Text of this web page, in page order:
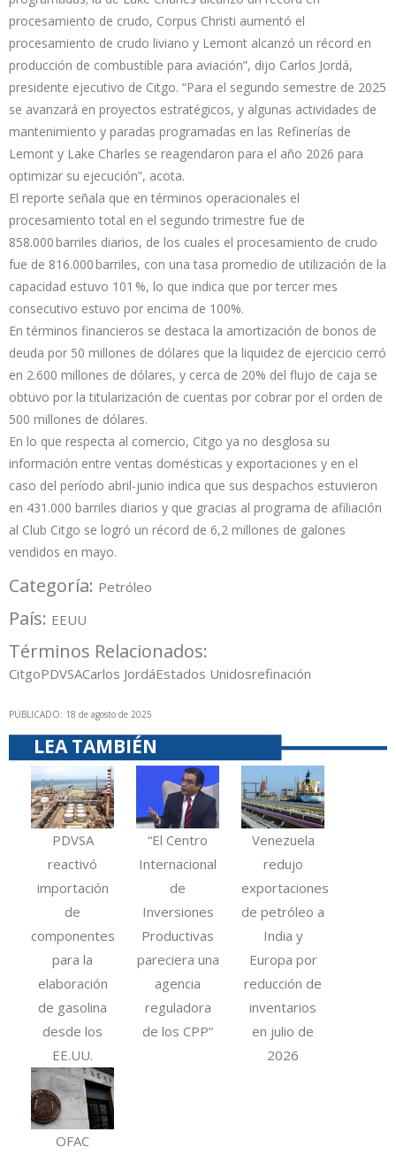
procesamiento de crudo, Corpus Christi aumentó el
procesamiento de crudo liviano y Lemont alcanzó un récord en
producción de combustible para aviación”, dijo Carlos Jordá,
presidente ejecutivo de Citgo. “Para el segundo semestre de 2025
se avanzará en proyectos estratégicos, y algunas actividades de
mantenimiento y paradas programadas en las Refinerías de
Lemont y Lake Charles se reagendaron para el año 2026 para
optimizar su ejecución”, acota.
El reporte señala que en términos operacionales el
procesamiento total en el segundo trimestre fue de
858.000 barriles diarios, de los cuales el procesamiento de crudo
fue de 816.000 barriles, con una tasa promedio de utilización de la
capacidad estuvo 101 %, lo que indica que por tercer mes
consecutivo estuvo por encima de 100%.
En términos financieros se destaca la amortización de bonos de
deuda por 50 millones de dólares que la liquidez de ejercicio cerró
en 2.600 millones de dólares, y cerca de 20% del flujo de caja se
obtuvo por la titularización de cuentas por cobrar por el orden de
500 millones de dólares.
En lo que respecta al comercio, Citgo ya no desglosa su
información entre ventas domésticas y exportaciones y en el
caso del período abril-junio indica que sus despachos estuvieron
en 431.000 barriles diarios y que gracias al programa de afiliación
al Club Citgo se logró un récord de 6,2 millones de galones
vendidos en mayo.
Categoría: Petróleo
País: EEUU
Términos Relacionados:
CitgoPDVSACarlos JordáEstados Unidosrefinación
PUBLICADO: 18 de agosto de 2025
LEA TAMBIÉN
PDVSA
reactivó
importación
de
componentes
para la
elaboración
de gasolina
desde los
EE.UU.
“El Centro
Internacional
de
Inversiones
Productivas
pareciera una
agencia
reguladora
de los CPP”
Venezuela
redujo
exportaciones
de petróleo a
India y
Europa por
reducción de
inventarios
en julio de
2026
OFAC